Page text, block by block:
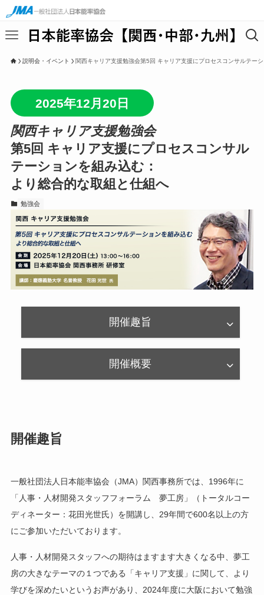
説明会・イベント 関西キャリア支援勉強会第5回 キャリア支援にプロセスコンサルテー
2025年12月20日
関西キャリア支援勉強会
第5回 キャリア支援にプロセスコンサル
テーションを組み込む：
より総合的な取組と仕組へ
勉強会
開催趣旨
開催概要
開催趣旨
一般社団法人日本能率協会（JMA）関西事務所では、1996年に
「人事・人材開発スタッフフォーラム 夢工房」（トータルコー
ディネーター：花田光世氏）を開講し、29年間で600名以上の方
にご参加いただいております。
人事・人材開発スタッフへの期待はますます大きくなる中、夢工
房の大きなテーマの１つである「キャリア支援」に関して、より
学びを深めたいというお声があり、2024年度に大阪において勉強